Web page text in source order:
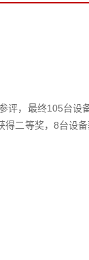
评，最终105台设
得二等奖，8台设